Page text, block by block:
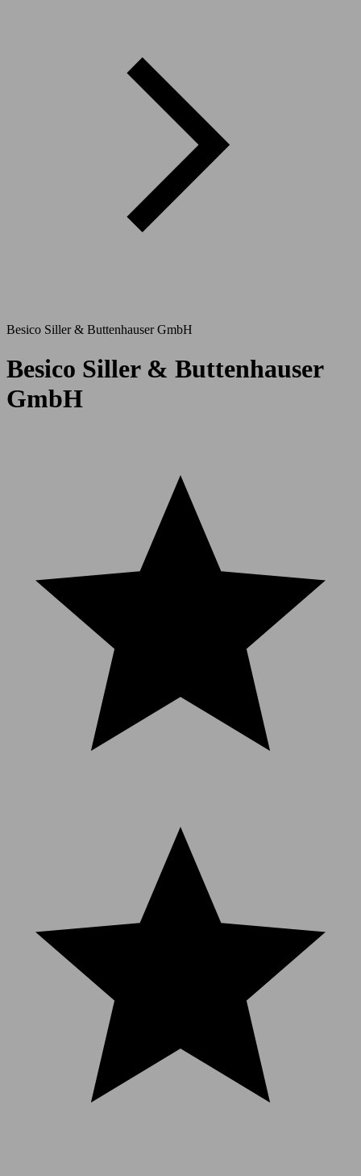
Besico Siller & Buttenhauser GmbH
Besico Siller & Buttenhauser
GmbH